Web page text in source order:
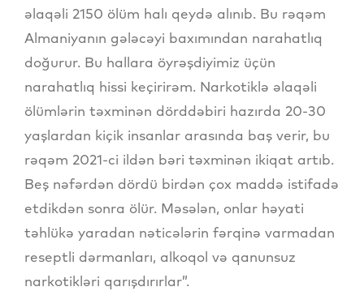
əlaqəli 2150 ölüm halı qeydə alınıb. Bu rəqəm
Almaniyanın gələcəyi baxımından narahatlıq
doğurur. Bu hallara öyrəşdiyimiz üçün
narahatlıq hissi keçirirəm. Narkotiklə əlaqəli
ölümlərin təxminən dörddəbiri hazırda 20-30
yaşlardan kiçik insanlar arasında baş verir, bu
rəqəm 2021-ci ildən bəri təxminən ikiqat artıb.
Beş nəfərdən dördü birdən çox maddə istifadə
etdikdən sonra ölür. Məsələn, onlar həyati
təhlükə yaradan nəticələrin fərqinə varmadan
reseptli dərmanları, alkoqol və qanunsuz
narkotikləri qarışdırırlar”.